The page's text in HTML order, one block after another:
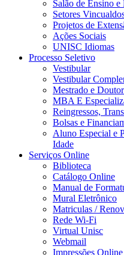
Salão de Ensino e
Setores
Projetos de
Ações Sociais
UNISC Idiomas
Processo Seletivo
Vestibular
Vestibular
Mestrado e
MBA E
Reingressos,
Bolsas e
Aluno Especial e
Idade
Serviços Online
Biblioteca
Catálogo Online
Manual de
Mural Eletrônico
Matriculas /
Rede Wi-Fi
Virtual Unisc
Webmail
Impressões Online